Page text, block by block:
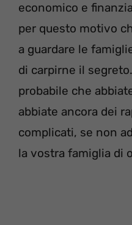
economico e
per questo motivo
a guardare le
di carpirne il
probabile che
abbiate ancora dei
complicati, se non
la vostra famiglia di